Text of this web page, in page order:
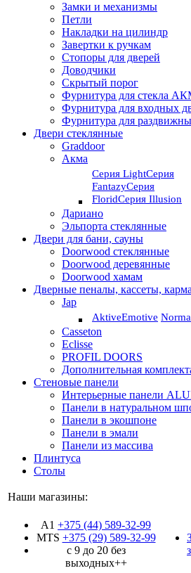
Замки и механизмы
Петли
Накладки на цилиндр
Завертки к ручкам
Стопоры для дверей
Доводчики
Скрытый порог
Фурнитура для стекла
Фурнитура для входных
Фурнитура для
Двери стеклянные
Graddoor
Акма
Серия LightСерия
FantazyСерия
FloridСерия Illusion
Дариано
Эльпорта стеклянные
Двери для бани, сауны
Doorwood стеклянные
Doorwood деревянные
Doorwood хамам
Дверные пеналы, кассеты,
Jap
AktiveEmotive Norma
Casseton
Eclisse
PROFIL DOORS
Дополнительная
Стеновые панели
Интерьерные панели
Панели в натуральном
Панели в экошпоне
Панели в эмали
Панели из массива
Плинтуса
Столы
Наши магазины:
A1 +375 (44) 589-32-99
MTS +375 (29)589-32-99
с 9 до 20 без
выходных++